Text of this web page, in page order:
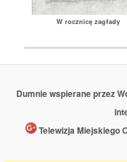
W rocznicę zagłady
Dumnie wspierane przez
Telewizja Miejskiego